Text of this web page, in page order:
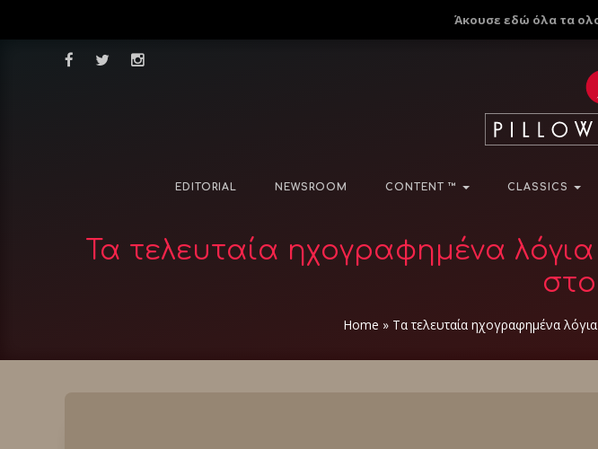
Άκουσε εδώ όλα τα
EDITORIAL NEWSROOM CONTENT ™ CLASSICS
Τα τελευταία ηχογραφημένα
Home » Τα τελευταία ηχογραφημένα